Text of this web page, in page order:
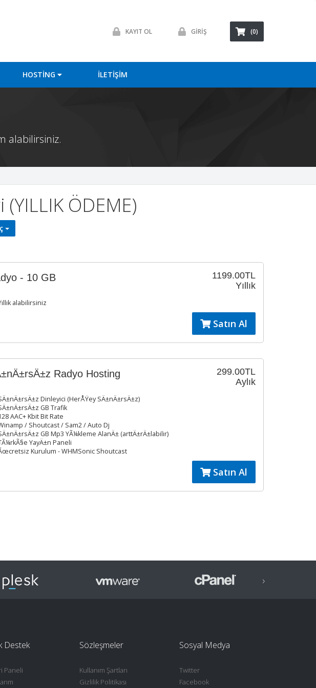
KAYIT OL GİRİŞ (0)
HOSTİNG İLETİŞİM
alabilirsiniz.
ÖDEME)
1199.00TL
Yıllık
- 10 GB
alabilirsiniz
Satın Al
299.00TL
Aylık
Radyo Hosting
Dinleyici (HerÅŸey SÄ±nÄ±rsÄ±z)
GB Trafik
AAC+ Kbit Bit Rate
/ Shoutcast / Sam2 / Auto Dj
GB Mp3 YÃ¼kleme AlanÄ± (arttÄ±rÄ±labilir)
YayÄ±n Paneli
Kurulum - WHMSonic Shoutcast
Satın Al
›
Destek
Paneli
Sözleşmeler
Kullanım Şartları
Gizlilik Politikası
Sosyal Medya
Twitter
Facebook